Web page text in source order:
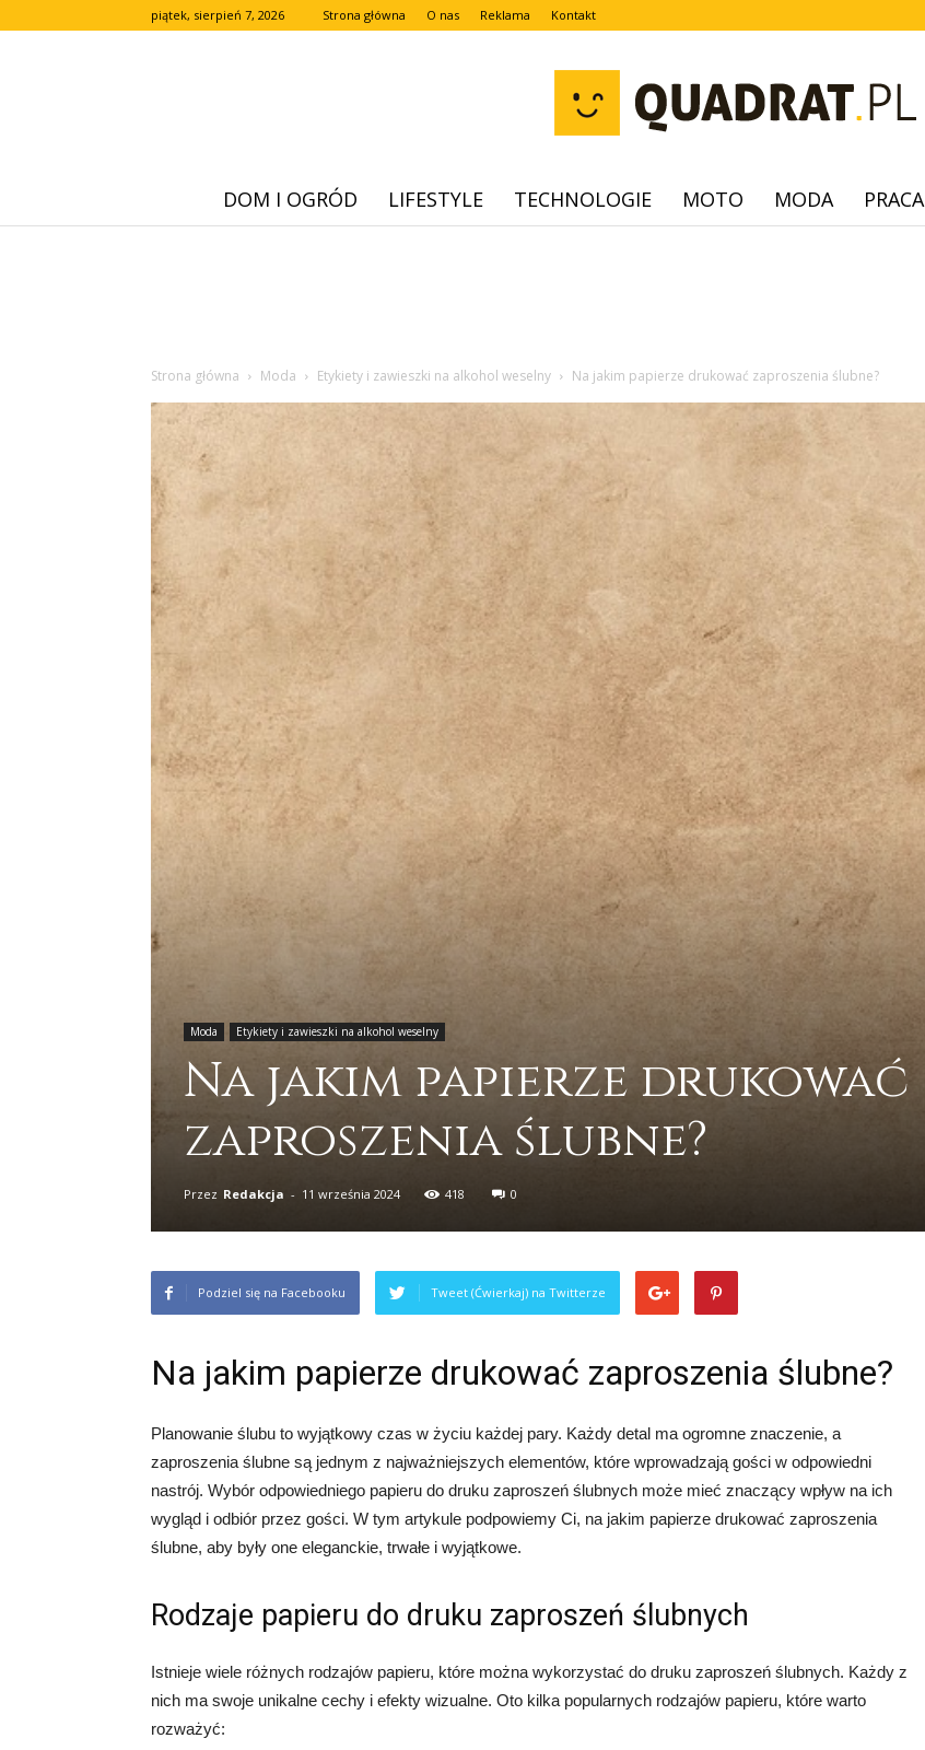
piątek, sierpień 7, 2026 Strona główna O nas Reklama Kontakt
quadrat.pl
DOM I OGRÓD LIFESTYLE TECHNOLOGIE MOTO MODA PRACA
Strona główna Moda Etykiety i zawieszki na alkohol weselny Na jakim papierze drukować zaproszenia ślubne?
Moda Etykiety i zawieszki na alkohol weselny
Na jakim papierze drukować
zaproszenia ślubne?
Przez Redakcja - 11 września 2024 418 0
Podziel się na Facebooku Tweet (Ćwierkaj) na Twitterze
Na jakim papierze drukować zaproszenia ślubne?
Planowanie ślubu to wyjątkowy czas w życiu każdej pary. Każdy detal ma ogromne znaczenie, a
zaproszenia ślubne są jednym z najważniejszych elementów, które wprowadzają gości w odpowiedni
nastrój. Wybór odpowiedniego papieru do druku zaproszeń ślubnych może mieć znaczący wpływ na ich
wygląd i odbiór przez gości. W tym artykule podpowiemy Ci, na jakim papierze drukować zaproszenia
ślubne, aby były one eleganckie, trwałe i wyjątkowe.
Rodzaje papieru do druku zaproszeń ślubnych
Istnieje wiele różnych rodzajów papieru, które można wykorzystać do druku zaproszeń ślubnych. Każdy z
nich ma swoje unikalne cechy i efekty wizualne. Oto kilka popularnych rodzajów papieru, które warto
rozważyć: